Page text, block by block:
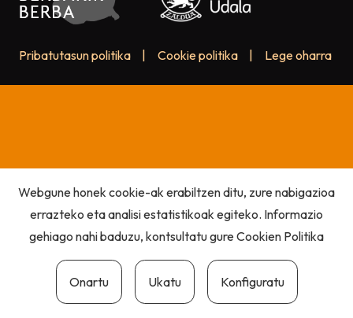
Pribatutasun politika Cookie politika Lege oharra
Webgune honek cookie-ak erabiltzen ditu, zure nabigazioa
errazteko eta analisi estatistikoak egiteko. Informazio
gehiago nahi baduzu, kontsultatu gureCookien Politika
Onartu Ukatu Konfiguratu